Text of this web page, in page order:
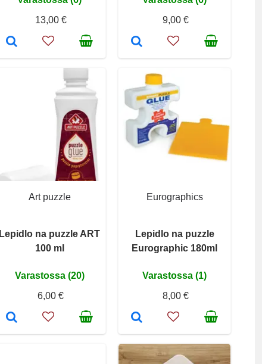
13,00 €
9,00 €
Art puzzle
Lepidlo na puzzle ART
100 ml
Varastossa (20)
6,00 €
Eurographics
Lepidlo na puzzle
Eurographic 180ml
Varastossa (1)
8,00 €